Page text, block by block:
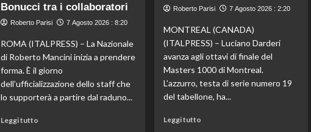
Bonucci tra i collaboratori
Roberto Parisi 7 Agosto 2026 : 8:20
ROMA (ITALPRESS) – La Nazionale
di Roberto Mancini inizia a prendere
forma. È il giorno
dell’ufficializzazione dello staff che
lo supporterà a partire dal raduno...
Leggi tuttoLeggi
Roberto Parisi 7 Agosto 2026 : 2:20
MONTREAL (CANADA)
(ITALPRESS) – Luciano Darderi
avanza agli ottavi di finale del
Masters 1000 di Montreal.
L’azzurro, testa di serie numero 19
del tabellone, ha...
Leggi tutto